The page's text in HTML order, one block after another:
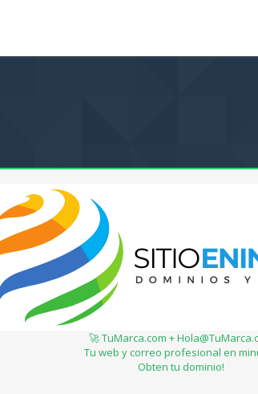
🚀 TuMarca.com +
Tu web y correo profesional en
Obten tu dominio!